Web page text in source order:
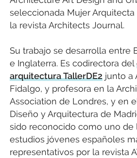
seleccionada Mujer
la revista Architects Journal.
Su trabajo se desarrolla entre
e Inglaterra. Es codirectora del
arquitectura TallerDE2 junto a
Fidalgo, y profesora en la
Association de Londres, y en
Diseño y Arquitectura de
sido reconocido como uno de
estudios jóvenes españoles
representativos por la revista